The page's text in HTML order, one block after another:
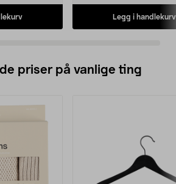
Legg i handlekurv
priser på vanlige ting